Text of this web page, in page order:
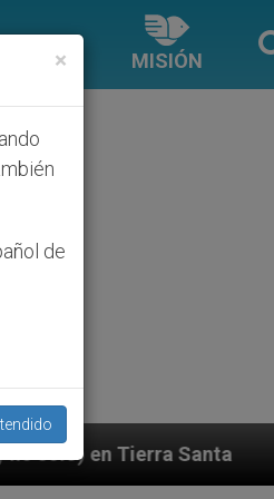
MISIÓN
Sacerdotes
×
de